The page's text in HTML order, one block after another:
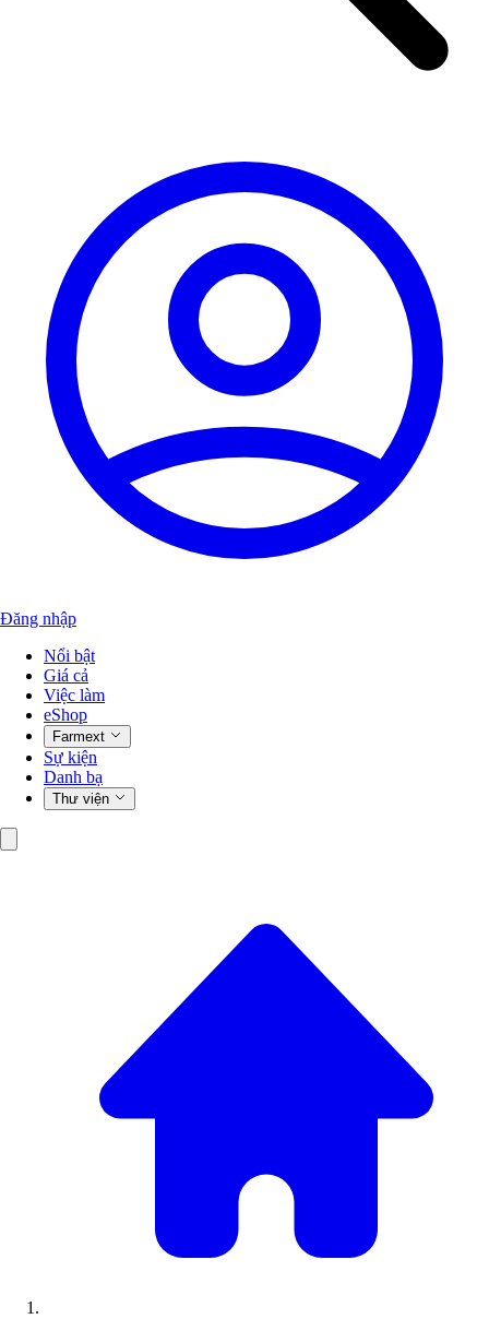
Đăng nhập
Nổi bật
Giá cả
Việc làm
eShop
Farmext
Sự kiện
Danh bạ
Thư viện